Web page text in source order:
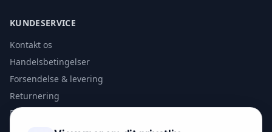
KUNDESERVICE
Kontakt os
Handelsbetingelser
Forsendelse & levering
Returnering
Privatlivspolitik